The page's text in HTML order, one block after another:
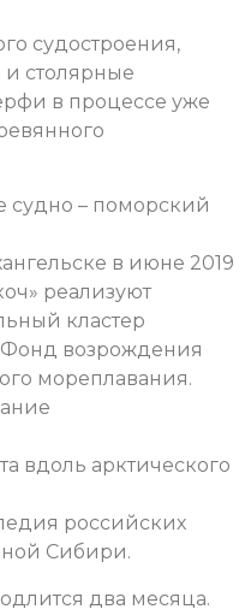
судостроения,
столярные
в процессе уже
судно – поморский
в июне 2019
реализуют
кластер
Фонд возрождения
мореплавания.
вдоль арктического
российских
Сибири.
два месяца.